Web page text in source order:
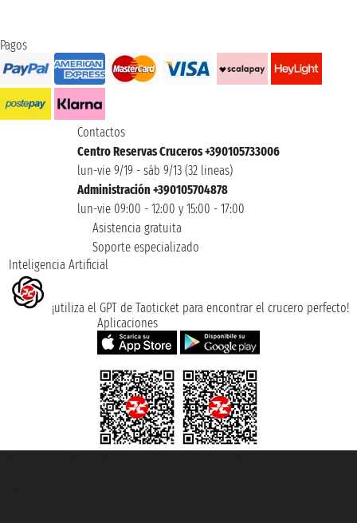
Pagos
Contactos
Centro Reservas Cruceros +390105733006
lun-vie 9/19 - sáb 9/13 (32 lineas)
Administración +390105704878
lun-vie 09:00 - 12:00 y 15:00 - 17:00
Asistencia gratuita
Soporte especializado
Inteligencia Artificial
¡utiliza el GPT de Taoticket para encontrar el crucero perfecto!
Aplicaciones